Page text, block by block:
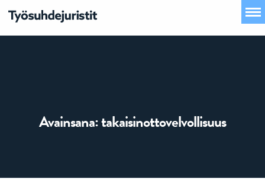
Avainsana:takaisinottovelvollisuus